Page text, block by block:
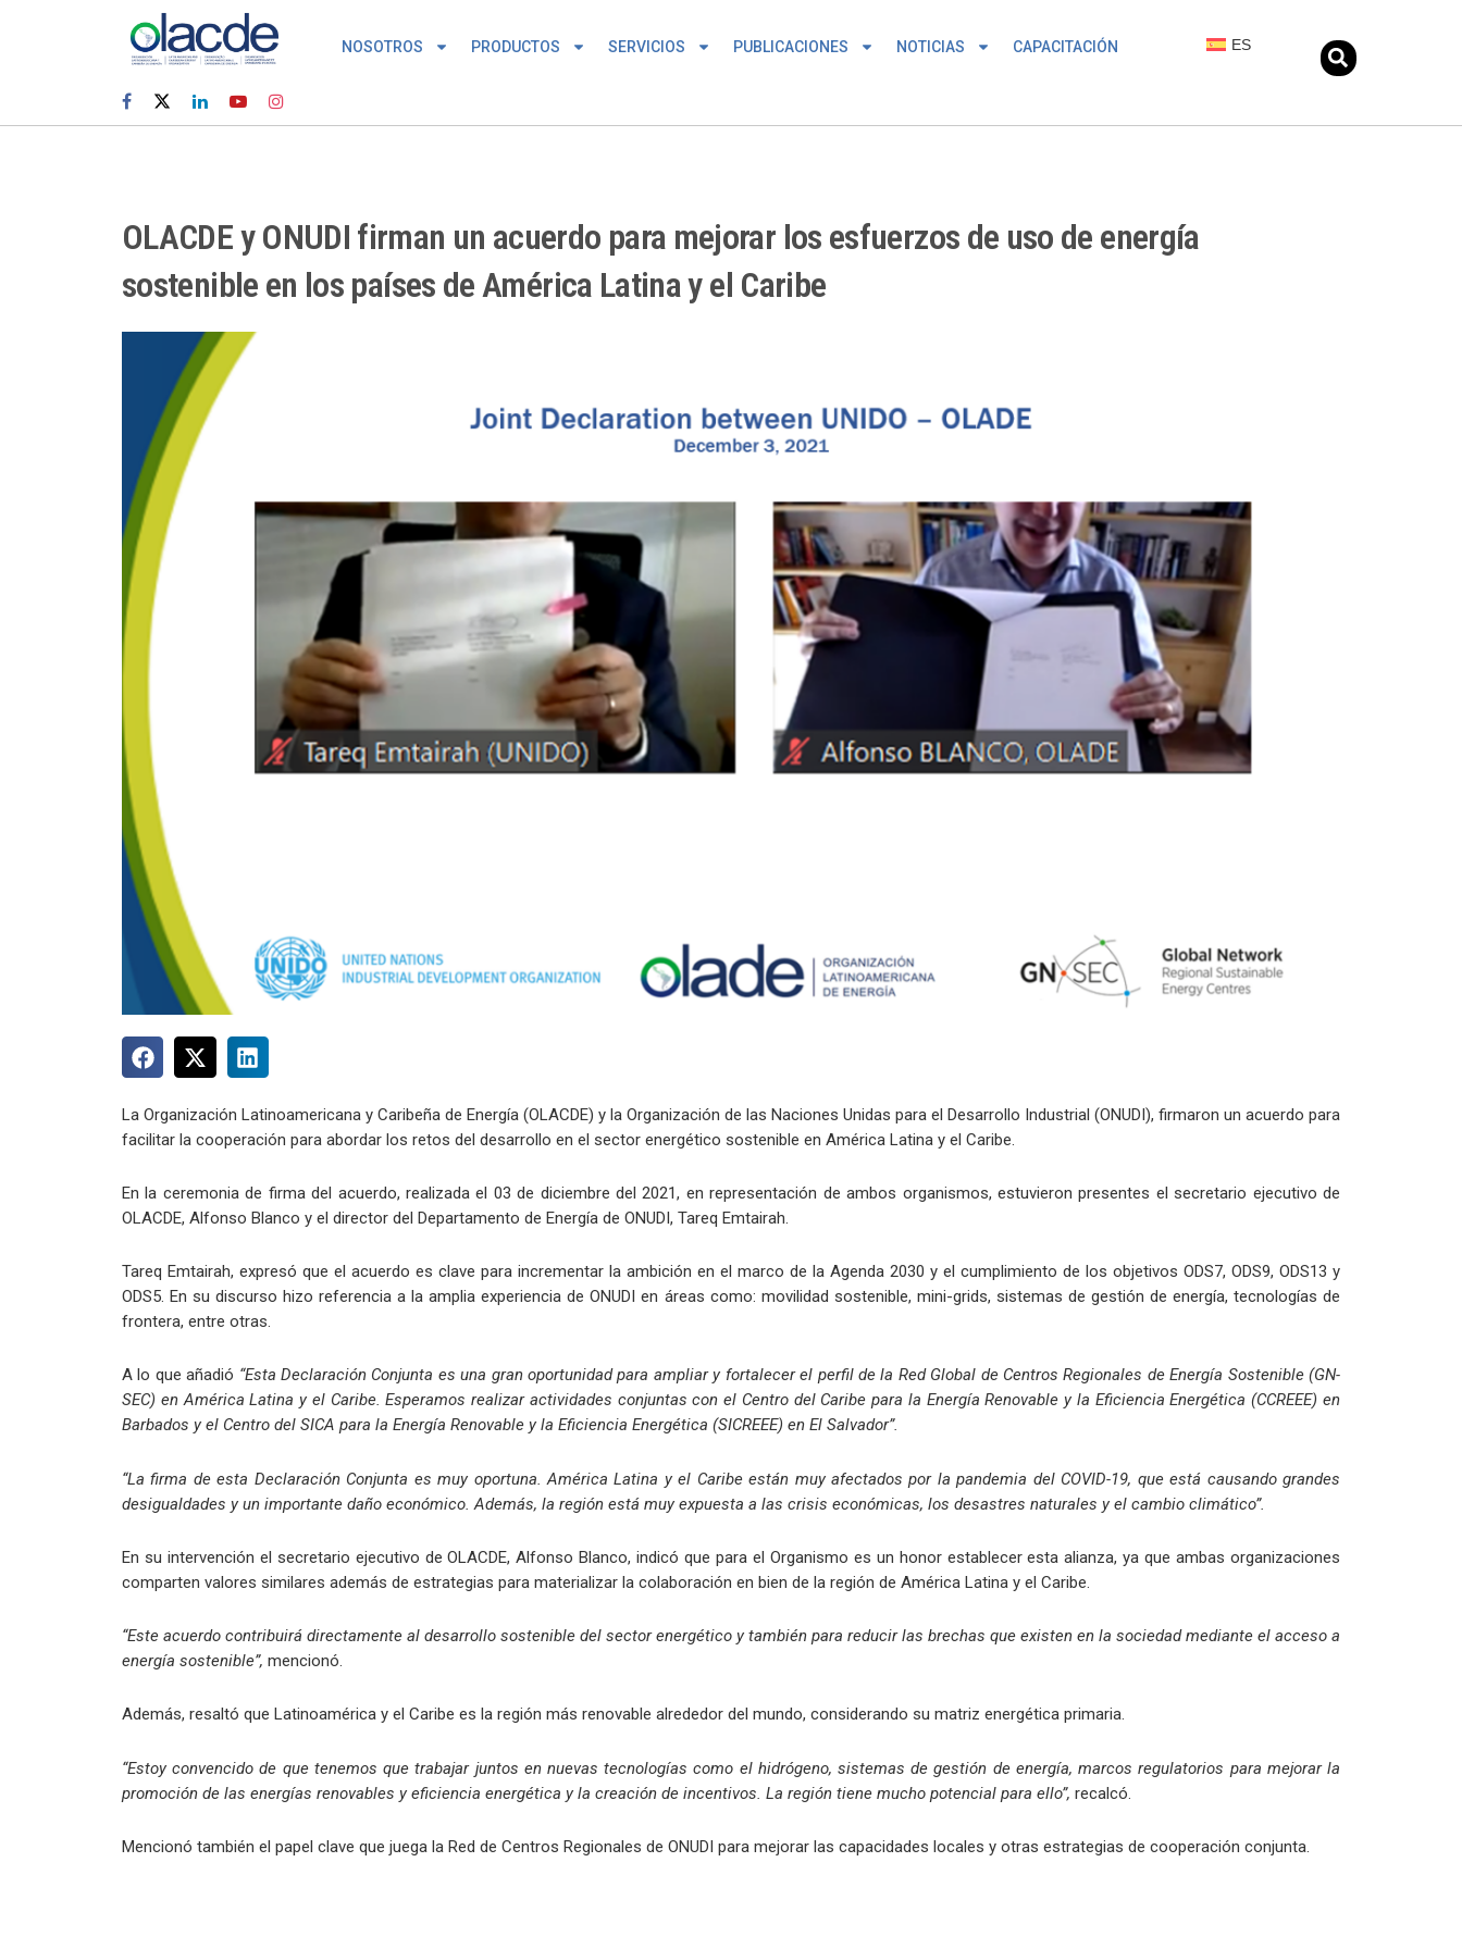
NOSOTROS PRODUCTOS SERVICIOS PUBLICACIONES NOTICIAS CAPACITACIÓN ES
OLACDE y ONUDI firman un acuerdo para mejorar los esfuerzos de uso de energía
sostenible en los países de América Latina y el Caribe
La Organización Latinoamericana y Caribeña de Energía (OLACDE) y la Organización de las Naciones Unidas para el Desarrollo Industrial (ONUDI), firmaron un acuerdo para
facilitar la cooperación para abordar los retos del desarrollo en el sector energético sostenible en América Latina y el Caribe.
En la ceremonia de firma del acuerdo, realizada el 03 de diciembre del 2021, en representación de ambos organismos, estuvieron presentes el secretario ejecutivo de
OLACDE, Alfonso Blanco y el director del Departamento de Energía de ONUDI, Tareq Emtairah.
Tareq Emtairah, expresó que el acuerdo es clave para incrementar la ambición en el marco de la Agenda 2030 y el cumplimiento de los objetivos ODS7, ODS9, ODS13 y
ODS5. En su discurso hizo referencia a la amplia experiencia de ONUDI en áreas como: movilidad sostenible, mini-grids, sistemas de gestión de energía, tecnologías de
frontera, entre otras.
A lo que añadió “Esta Declaración Conjunta es una gran oportunidad para ampliar y fortalecer el perfil de la Red Global de Centros Regionales de Energía Sostenible (GN-
SEC) en América Latina y el Caribe. Esperamos realizar actividades conjuntas con el Centro del Caribe para la Energía Renovable y la Eficiencia Energética (CCREEE) en
Barbados y el Centro del SICA para la Energía Renovable y la Eficiencia Energética (SICREEE) en El Salvador”.
“La firma de esta Declaración Conjunta es muy oportuna. América Latina y el Caribe están muy afectados por la pandemia del COVID-19, que está causando grandes
desigualdades y un importante daño económico. Además, la región está muy expuesta a las crisis económicas, los desastres naturales y el cambio climático”.
En su intervención el secretario ejecutivo de OLACDE, Alfonso Blanco, indicó que para el Organismo es un honor establecer esta alianza, ya que ambas organizaciones
comparten valores similares además de estrategias para materializar la colaboración en bien de la región de América Latina y el Caribe.
“Este acuerdo contribuirá directamente al desarrollo sostenible del sector energético y también para reducir las brechas que existen en la sociedad mediante el acceso a
energía sostenible”, mencionó.
Además, resaltó que Latinoamérica y el Caribe es la región más renovable alrededor del mundo, considerando su matriz energética primaria.
“Estoy convencido de que tenemos que trabajar juntos en nuevas tecnologías como el hidrógeno, sistemas de gestión de energía, marcos regulatorios para mejorar la
promoción de las energías renovables y eficiencia energética y la creación de incentivos. La región tiene mucho potencial para ello”, recalcó.
Mencionó también el papel clave que juega la Red de Centros Regionales de ONUDI para mejorar las capacidades locales y otras estrategias de cooperación conjunta.